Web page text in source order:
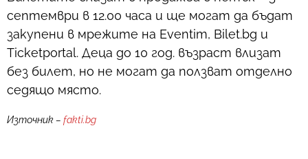
септември в 12.00 часа и ще могат да бъдат
закупени в мрежите на Eventim, Bilet.bg и
Ticketportal. Деца до 10 год. възраст влизат
без билет, но не могат дa ползват отделно
седящо място.
Източник – fakti.bg